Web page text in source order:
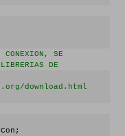
CONEXION, SE
DE
download.html